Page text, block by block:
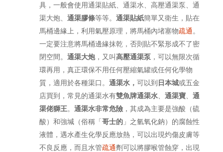
具，一般會使用通渠貼紙、通渠水、高壓通渠泵、通
渠大炮、 通渠膠條等等。 通渠貼紙簡單又衛生，貼在
馬桶邊緣上，利用氣壓原理，將馬桶內堵塞物疏通 。
一定要注意將馬桶邊緣抹乾，否則貼不緊形成不了密
閉空間。 通渠大炮，又叫高壓通渠泵，可以無限次循
環再用，真正環保不用任何壓縮氣罐或任何化學物
質，適用於各種渠口。 通渠水， 可以到 日本城或五金
店買到，常見的通渠水有雙魚牌通渠水、 通渠寶、 通
渠佬獅王。 通渠水非常危險，其成為主要是強酸（硫
酸）和強堿（俗稱「 哥士的」之氫氧化鈉）的腐蝕性
液體，遇水產生化學反應放熱，可以出現灼傷皮膚等
不良反應，而且水管疏通劑可以將膠喉管蝕穿，出現